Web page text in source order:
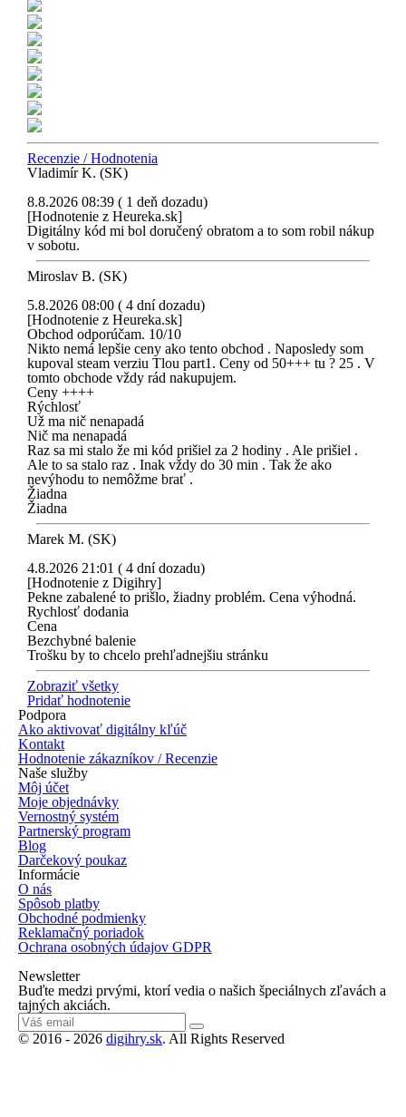
Recenzie / Hodnotenia
Vladimír K. (SK)
8.8.2026 08:39 ( 1 deň dozadu)
[Hodnotenie z Heureka.sk]
Digitálny kód mi bol doručený obratom a to som robil nákup
v sobotu.
Miroslav B. (SK)
5.8.2026 08:00 ( 4 dní dozadu)
[Hodnotenie z Heureka.sk]
Obchod odporúčam. 10/10
Nikto nemá lepšie ceny ako tento obchod . Naposledy som
kupoval steam verziu Tlou part1. Ceny od 50+++ tu ? 25 . V
tomto obchode vždy rád nakupujem.
Ceny ++++
Rýchlosť
Už ma nič nenapadá
Nič ma nenapadá
Raz sa mi stalo že mi kód prišiel za 2 hodiny . Ale prišiel .
Ale to sa stalo raz . Inak vždy do 30 min . Tak že ako
nevýhodu to nemôžme brať .
Žiadna
Žiadna
Marek M. (SK)
4.8.2026 21:01 ( 4 dní dozadu)
[Hodnotenie z Digihry]
Pekne zabalené to prišlo, žiadny problém. Cena výhodná.
Rychlosť dodania
Cena
Bezchybné balenie
Trošku by to chcelo prehľadnejšiu stránku
Zobraziť všetky
Pridať hodnotenie
Podpora
Ako aktivovať digitálny kľúč
Kontakt
Hodnotenie zákazníkov / Recenzie
Naše služby
Môj účet
Moje objednávky
Vernostný systém
Partnerský program
Blog
Darčekový poukaz
Informácie
O nás
Spôsob platby
Obchodné podmienky
Reklamačný poriadok
Ochrana osobných údajov GDPR
Newsletter
Buďte medzi prvými, ktorí vedia o našich špeciálnych zľavách a
tajných akciách.
© 2016 - 2026 digihry.sk. All Rights Reserved